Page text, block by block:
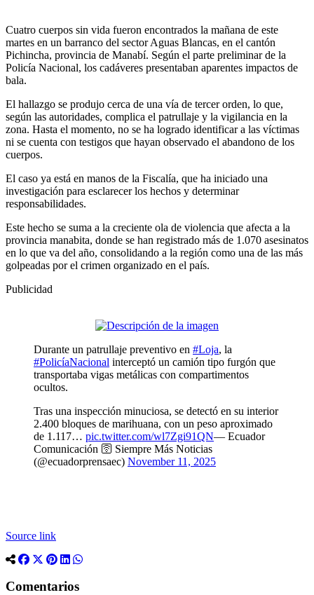
Cuatro cuerpos sin vida fueron encontrados la mañana de este
martes en un barranco del sector Aguas Blancas, en el cantón
Pichincha, provincia de Manabí. Según el parte preliminar de la
Policía Nacional, los cadáveres presentaban aparentes impactos de
bala.
El hallazgo se produjo cerca de una vía de tercer orden, lo que,
según las autoridades, complica el patrullaje y la vigilancia en la
zona. Hasta el momento, no se ha logrado identificar a las víctimas
ni se cuenta con testigos que hayan observado el abandono de los
cuerpos.
El caso ya está en manos de la Fiscalía, que ha iniciado una
investigación para esclarecer los hechos y determinar
responsabilidades.
Este hecho se suma a la creciente ola de violencia que afecta a la
provincia manabita, donde se han registrado más de 1.070 asesinatos
en lo que va del año, consolidando a la región como una de las más
golpeadas por el crimen organizado en el país.
Publicidad
Durante un patrullaje preventivo en #Loja, la
#PolicíaNacional interceptó un camión tipo furgón que
transportaba vigas metálicas con compartimentos
ocultos.
Tras una inspección minuciosa, se detectó en su interior
2.400 bloques de marihuana, con un peso aproximado
de 1.117… pic.twitter.com/wl7Zgi91QN— Ecuador
Comunicación 🛜 Siempre Más Noticias
(@ecuadorprensaec) November 11, 2025
Source link
Comentarios